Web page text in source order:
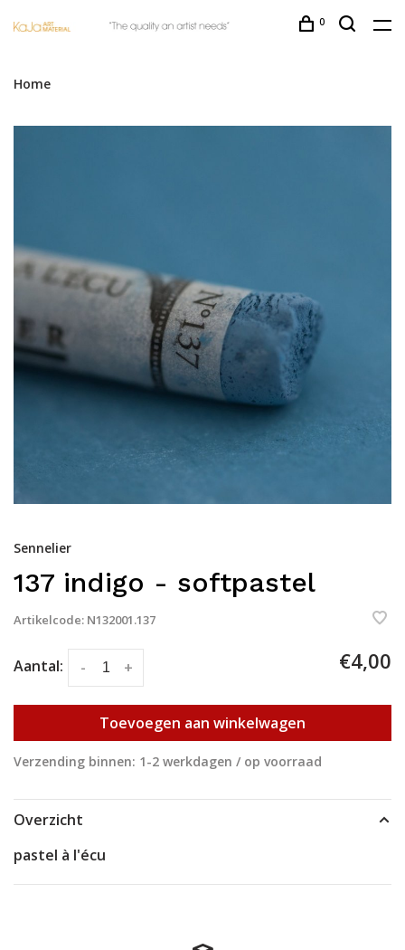
0
Home
Sennelier
137 indigo - softpastel
Artikelcode: N132001.137
Aantal: +
- €4,00
Toevoegen aan winkelwagen
Verzending binnen: 1-2 werkdagen / op voorraad
Overzicht
pastel à l'écu